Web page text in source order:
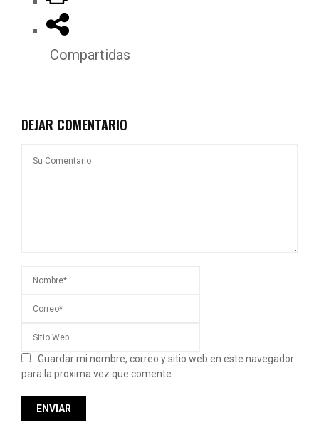
Compartidas
DEJAR COMENTARIO
Guardar mi nombre, correo y sitio web en este navegador
para la proxima vez que comente.